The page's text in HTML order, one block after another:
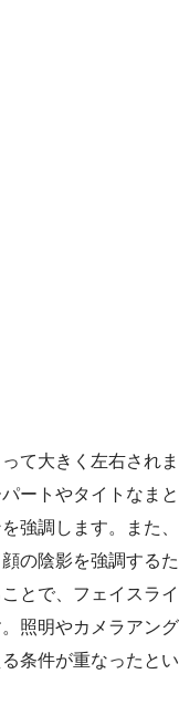
て大きく左右されま
ートやタイトなまと
強調します。また、
の陰影を強調するた
とで、フェイスライ
照明やカメラアング
条件が重なったとい